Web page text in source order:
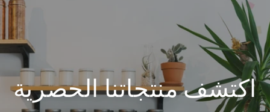
اكتشف منتجاتنا الحصرية